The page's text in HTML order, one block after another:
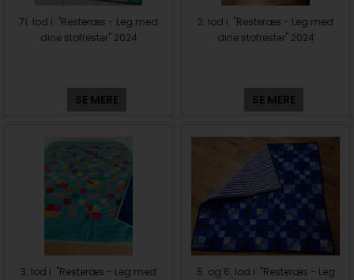
71. lod i "Resteræs - Leg med
dine stofrester" 2024
SE MERE
2. lod i "Resteræs - Leg med
dine stofrester" 2024
SE MERE
3. lod i "Resteræs - Leg med
5. og 6. lod i "Resteræs - Leg